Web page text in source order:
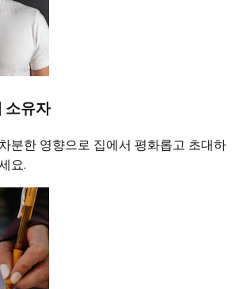
소유자
분한 영향으로 집에서 평화롭고 초대하
요.